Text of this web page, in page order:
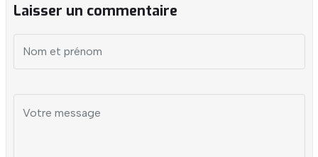
Laisser un commentaire